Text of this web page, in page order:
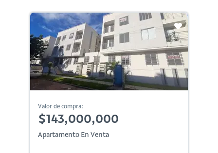
Valor de compra:
$143,000,000
Apartamento En Venta